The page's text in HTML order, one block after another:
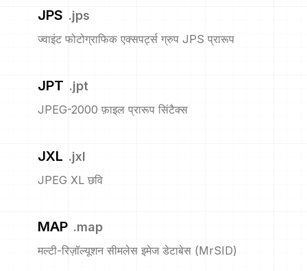
JPS .jps
ज्वाइंट फोटोग्राफिक एक्सपर्ट्स ग्रुप JPS प्रारूप
JPT .jpt
JPEG-2000 फ़ाइल प्रारूप सिंटैक्स
JXL .jxl
JPEG XL छवि
MAP .map
मल्टी-रिज़ॉल्यूशन सीमलेस इमेज डेटाबेस (MrSID)